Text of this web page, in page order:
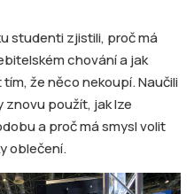
studenti zjistili, proč má
chování a jak
že něco nekoupí. Naučili
znovu použít, jak lze
a proč má smysl volit
oblečení.